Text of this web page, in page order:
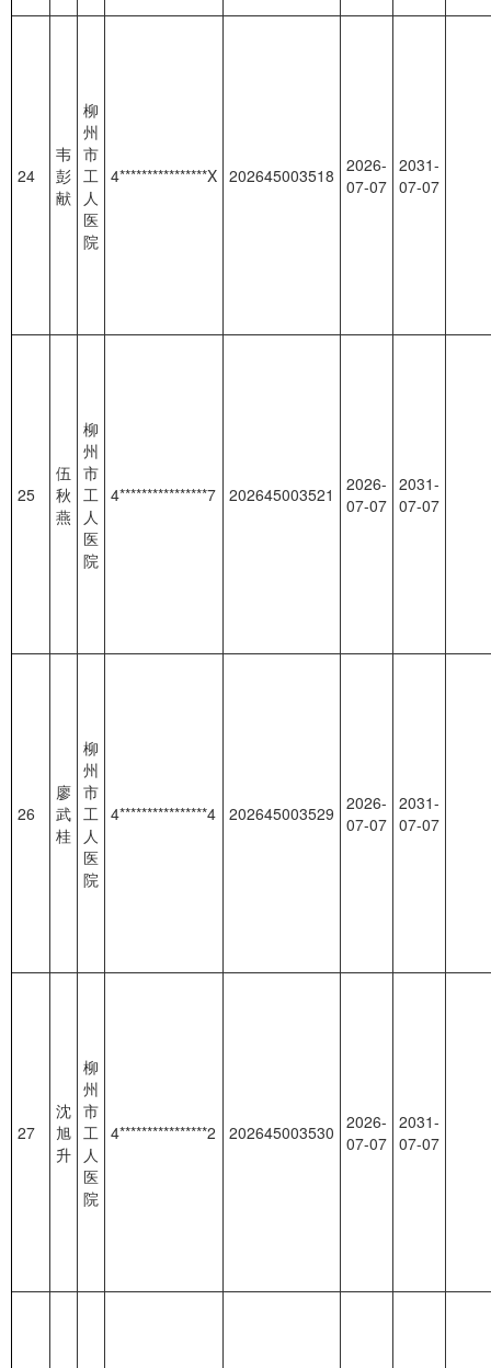
24
韦
彭
献
柳
州
市
工
人
医
院
4****************X 202645003518 2026-
07-07
2031-
07-07
25
伍
秋
燕
柳
州
市
工
人
医
院
4****************7 202645003521
2026-
07-07
2031-
07-07
26
廖
武
桂
柳
州
市
工
人
医
院
4****************4 202645003529 2026-
07-07
2031-
07-07
27
沈
旭
升
柳
州
市
工
人
医
院
4****************2 202645003530 2026-
07-07
2031-
07-07